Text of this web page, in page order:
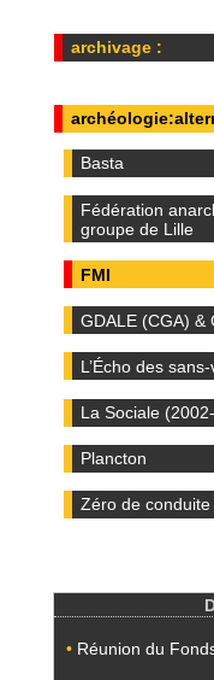
archivage :
Basta
Fédération
groupe de Lille
FMI
GDALE (CGA) &
L’Écho des
La Sociale
Plancton
Zéro de conduite
• Réunion du